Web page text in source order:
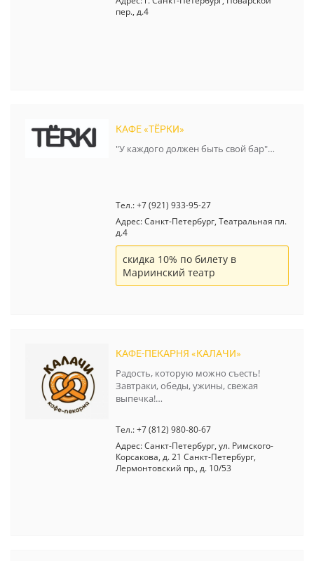
пер., д.4
КАФЕ «ТЁРКИ»
"У каждого должен быть свой бар"…
Тел.: +7 (921) 933-95-27
Адрес: Санкт-Петербург, Театральная пл.
д.4
скидка 10% по билету в
Мариинский театр
КАФЕ-ПЕКАРНЯ «КАЛАЧИ»
Радость, которую можно съесть!
Завтраки, обеды, ужины, свежая
выпечка!…
Тел.: +7 (812) 980-80-67
Адрес: Санкт-Петербург, ул. Римского-
Корсакова, д. 21 Санкт-Петербург,
Лермонтовский пр., д. 10/53